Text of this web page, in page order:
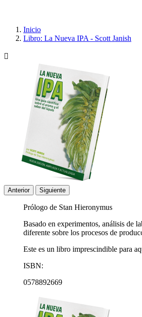
Inicio
Libro: La Nueva IPA - Scott Janish

Anterior Siguiente
Prólogo de Stan Hieronymus
Basado en experimentos, análisis de
diferente sobre los procesos de
Este es un libro imprescindible para
ISBN:
0578892669